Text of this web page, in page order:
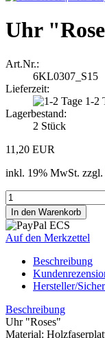
Uhr
Art.Nr.:
6KL0307_S15
Lieferzeit:
1-2
Lagerbestand:
2 Stück
11,20 EUR
inkl. 19% MwSt. zzgl.
Auf den Merkzettel
Beschreibung
Hersteller/
Beschreibung
Uhr "Roses"
Material: